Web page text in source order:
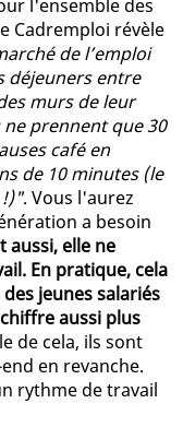
l'ensemble des
Cadremploi révèle
de l’emploi
déjeuners entre
murs de leur
ne prennent que 30
café en
de 10 minutes (le
!)". Vous l'aurez
a besoin
aussi, elle ne
En pratique, cela
jeunes salariés
aussi plus
de cela, ils sont
en revanche.
rythme de travail